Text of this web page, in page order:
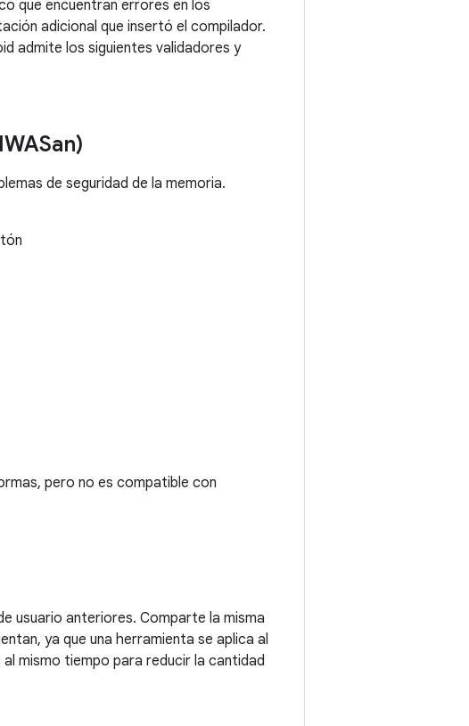
que encuentran errores en los
adicional que insertó el compilador.
admite los siguientes validadores y
de seguridad de la memoria.
pero no es compatible con
usuario anteriores. Comparte la misma
ya que una herramienta se aplica al
mismo tiempo para reducir la cantidad